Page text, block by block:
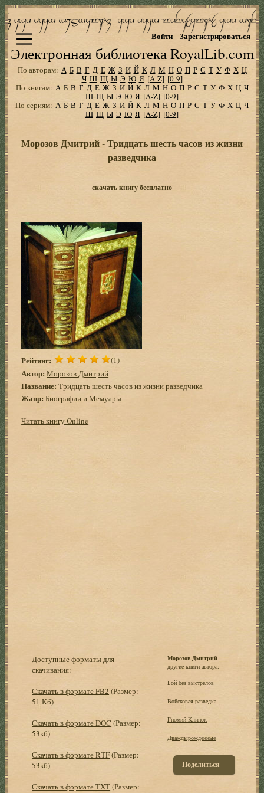
Электронная библиотека RoyalLib.com
Войти Зарегистрироваться
По авторам: А Б В Г Д Е Ж З И Й К Л М Н О П Р С Т У Ф Х Ц
Ч Ш Щ Ы Э Ю Я [A-Z] [0-9]
По книгам: А Б В Г Д Е Ж З И Й К Л М Н О П Р С Т У Ф Х Ц Ч
Ш Щ Ы Э Ю Я [A-Z] [0-9]
По сериям: А Б В Г Д Е Ж З И Й К Л М Н О П Р С Т У Ф Х Ц Ч
Ш Щ Ы Э Ю Я [A-Z] [0-9]
Морозов Дмитрий - Тридцать шесть часов из жизни
разведчика
скачать книгу бесплатно
Рейтинг: (1)
Автор: Морозов Дмитрий
Название: Тридцать шесть часов из жизни разведчика
Жанр: Биографии и Мемуары
Читать книгу Online
Доступные форматы для
скачивания:
Скачать в формате FB2 (Размер:
51 Кб)
Скачать в формате DOC (Размер:
53кб)
Скачать в формате RTF(Размер:
53кб)
Скачать в формате TXT(Размер:
Морозов Дмитрий
другие книги автора:
Бой без выстрелов
Войсковая разведка
Гномий Клинок
Дваждырожденные
Поделиться